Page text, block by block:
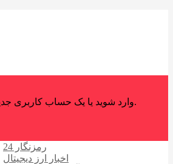
وارد شوید یا یک حساب کاربری جدید ایجاد کنید.
رمزنگار 24
اخبار ارز دیجیتال